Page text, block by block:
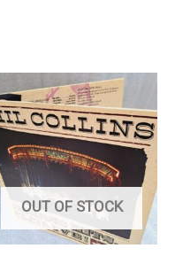
OUT OF STOCK